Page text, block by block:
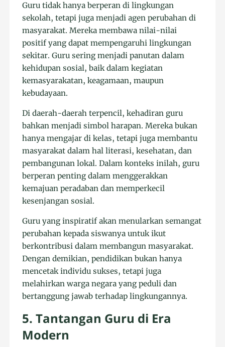
Guru tidak hanya berperan di lingkungan
sekolah, tetapi juga menjadi agen perubahan di
masyarakat. Mereka membawa nilai-nilai
positif yang dapat mempengaruhi lingkungan
sekitar. Guru sering menjadi panutan dalam
kehidupan sosial, baik dalam kegiatan
kemasyarakatan, keagamaan, maupun
kebudayaan.
Di daerah-daerah terpencil, kehadiran guru
bahkan menjadi simbol harapan. Mereka bukan
hanya mengajar di kelas, tetapi juga membantu
masyarakat dalam hal literasi, kesehatan, dan
pembangunan lokal. Dalam konteks inilah, guru
berperan penting dalam menggerakkan
kemajuan peradaban dan memperkecil
kesenjangan sosial.
Guru yang inspiratif akan menularkan semangat
perubahan kepada siswanya untuk ikut
berkontribusi dalam membangun masyarakat.
Dengan demikian, pendidikan bukan hanya
mencetak individu sukses, tetapi juga
melahirkan warga negara yang peduli dan
bertanggung jawab terhadap lingkungannya.
5. Tantangan Guru di Era
Modern